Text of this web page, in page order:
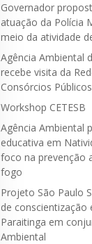
Governador
atuação da Polícia
meio da atividade
Agência Ambiental
recebe visita da
Consórcios Públicos
Workshop CETESB
Agência Ambiental
educativa em
foco na prevenção
fogo
Projeto São Paulo
de conscientização
Paraitinga em
Ambiental